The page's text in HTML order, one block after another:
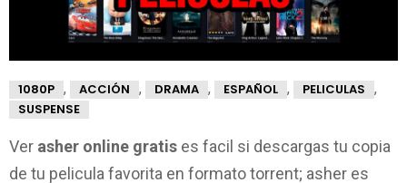
1080P , ACCIÓN , DRAMA , ESPAÑOL , PELICULAS ,
SUSPENSE
Ver asher online gratis es facil si descargas tu copia
de tu pelicula favorita en formato torrent; asher es